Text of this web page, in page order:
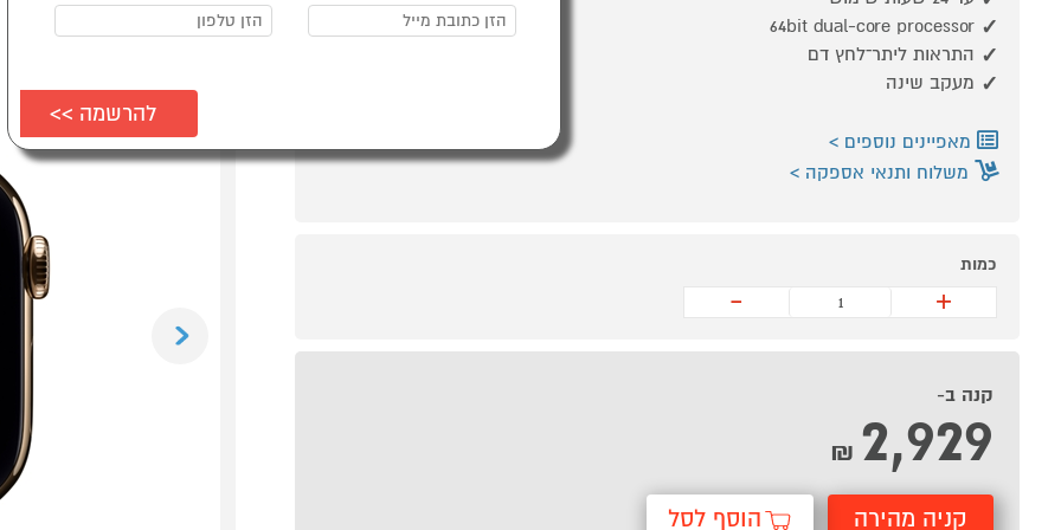
64bit dual-core processor
התראות ליתר־לחץ דם
מעקב שינה
מאפיינים נוספים
משלוח ותנאי אספקה
כמות
+
-
קנה ב-
2,929
₪
קניה מהירה הוסף לסל